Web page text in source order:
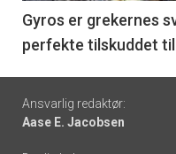
6
Gyros er grekernes
perfekte tilskuddet
Footer
-
Ansvarlig redaktør:
Aase E. Jacobsen